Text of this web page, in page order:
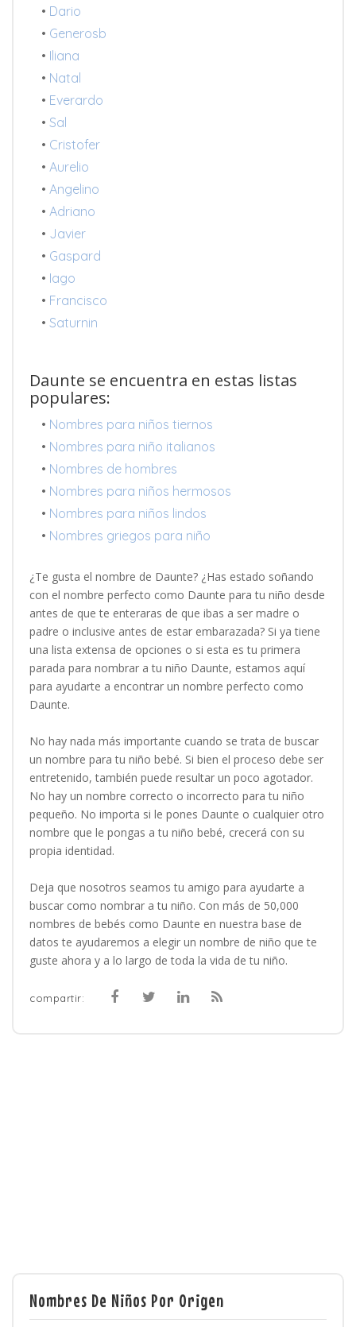
• Dario
• Generosb
• Iliana
• Natal
• Everardo
• Sal
• Cristofer
• Aurelio
• Angelino
• Adriano
• Javier
• Gaspard
• Iago
• Francisco
• Saturnin
Daunte se encuentra en estas listas
populares:
• Nombres para niños tiernos
• Nombres para niño italianos
• Nombres de hombres
• Nombres para niños hermosos
• Nombres para niños lindos
• Nombres griegos para niño
¿Te gusta el nombre de Daunte? ¿Has estado soñando
con el nombre perfecto como Daunte para tu niño desde
antes de que te enteraras de que ibas a ser madre o
padre o inclusive antes de estar embarazada? Si ya tiene
una lista extensa de opciones o si esta es tu primera
parada para nombrar a tu niño Daunte, estamos aquí
para ayudarte a encontrar un nombre perfecto como
Daunte.
No hay nada más importante cuando se trata de buscar
un nombre para tu niño bebé. Si bien el proceso debe ser
entretenido, también puede resultar un poco agotador.
No hay un nombre correcto o incorrecto para tu niño
pequeño. No importa si le pones Daunte o cualquier otro
nombre que le pongas a tu niño bebé, crecerá con su
propia identidad.
Deja que nosotros seamos tu amigo para ayudarte a
buscar como nombrar a tu niño. Con más de 50,000
nombres de bebés como Daunte en nuestra base de
datos te ayudaremos a elegir un nombre de niño que te
guste ahora y a lo largo de toda la vida de tu niño.
compartir:
Nombres De Niños Por Origen